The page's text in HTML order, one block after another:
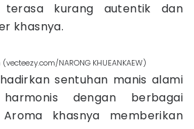
kurang autentik dan
khasnya.
NARONG KHUEANKAEW)
sentuhan manis alami
dengan berbagai
khasnya memberikan